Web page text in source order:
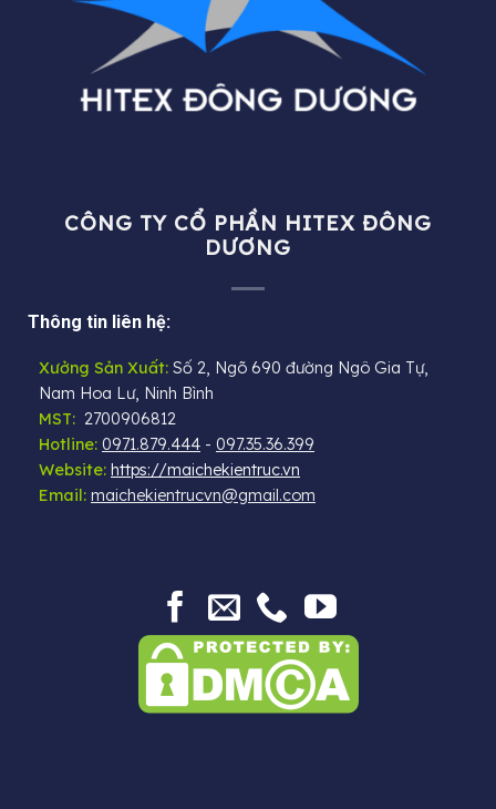
CÔNG TY CỔ PHẦN HITEX ĐÔNG
DƯƠNG
Thông tin liên hệ:
Xưởng Sản Xuất: Số 2, Ngõ 690 đường Ngô Gia Tự,
Nam Hoa Lư, Ninh Bình
MST: 2700906812
Hotline: 0971.879.444 - 097.35.36.399
Website: https://maichekientruc.vn
Email: maichekientrucvn@gmail.com